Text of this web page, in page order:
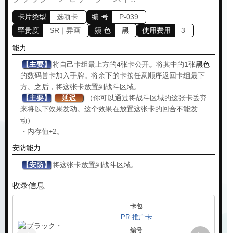
卡片类型 选项卡 编 号
P-039
罕贵度
SR｜异画 颜 色 黑 使用费用 3
能力
【主要】 将自己卡组最上方的4张卡公开。将其中的1张黑色
的数码兽卡加入手牌。将余下的卡按任意顺序返回卡组最下
方。之后，将这张卡放置到战斗区域。
【主要】
延迟
（你可以通过将战斗区域的这张卡丢弃
来将以下效果发动。这个效果在放置这张卡的回合不能发
动）
・内存值+2。
安防能力
【安防】 将这张卡放置到战斗区域。
收录信息
卡包
PR 推广卡
编号